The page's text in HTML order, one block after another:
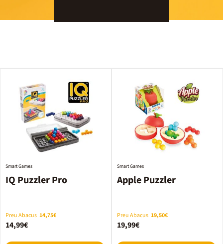
IQ Puzzler Pro
Smart Games
Preu Abacus 14,75€
14,99€
Apple Puzzler
Smart Games
Preu Abacus 19,50€
19,99€